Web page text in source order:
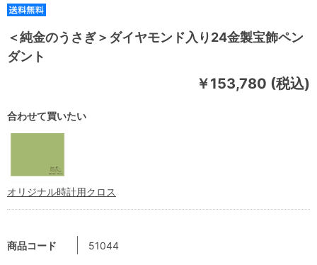
＜純金のうさぎ＞ダイヤモンド入り24金製宝飾ペン
ダント
￥153,780 (税込)
商品コード 51044
合わせて買いたい
オリジナル時計用クロス